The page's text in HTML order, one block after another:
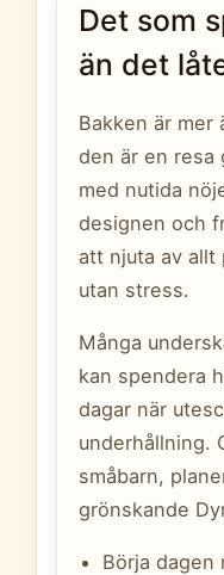
Det som
än det
Bakken är mer
den är en resa
med nutida
designen och
att njuta av allt
utan stress.
Många
kan spendera
dagar när
underhållning.
småbarn,
grönskande
Börja dagen